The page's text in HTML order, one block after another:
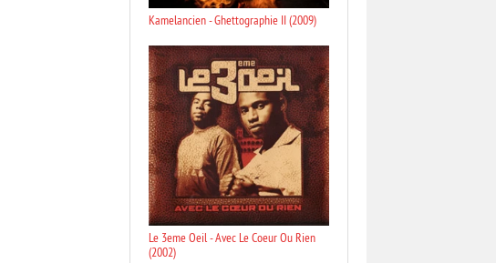
Kamelancien - Ghettographie II (2009)
Le 3eme Oeil - Avec Le Coeur Ou Rien
(2002)